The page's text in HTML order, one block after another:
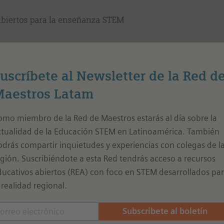
de Big Data – Internet de las cosas (hoja informativa)
práctico de Big Data – Internet de las cosas
informativa:
qué dispositivos recopilan datos en la Internet de las
al Newsletter de la Red
Latam
miembro de la Red de Maestros estarás al día sobre la
de la Educación STEM en Latinoamérica. También
compartir inquietudes y experiencias con colegas de la
Suscribiéndote a esta Red tendrás acceso a recursos
abiertos (REA) con foco en STEM desarrollados
realidad regional.
Subscribete al boletín